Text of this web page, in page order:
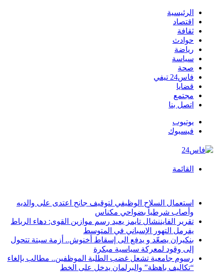
الرئيسية
اقتصاد
ثقافة
حوادث
رياضة
سياسة
صحة
فاس24 تيفي
قضايا
مجتمع
اتصل بنا
يوتيوب
فيسبوك
القائمة
استعمال السلاح الوظيفي لتوقيف جانح اعتدى على والديه
وأصاب شرطياً بضواحي مكناس
تقرير الفايننشال تايمز يعيد رسم موازين القوى: دهاء الرباط
يفرمل التهور الإسباني في المتوسط
بنكيران يصعّد و يدفع الى إسقاط أخنوش.. أزمة سبتة تتحول
إلى وقود لمعركة سياسية مبكرة
رسوم جامعية تشعل غضب الطلبة الموظفين.. مطالب بإلغاء
“تكاليف باهظة” والبرلمان يدخل على الخط